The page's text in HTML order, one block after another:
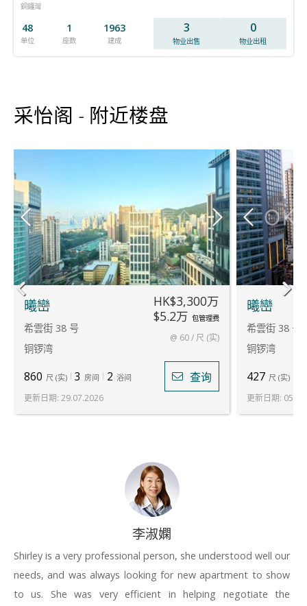
銅鑼灣
48
单位
1
座数
1963
建成
3
物业出售
0
物业出租
采怡阁 - 附近楼盘
曦巒
希雲街 38 号
铜锣湾
HK$3,300万
$5.2万 包管理费
@ 60 / 尺 (实)
860 尺 (实) 3 房间 2 浴间 查询
更新日期: 29.07.2026
曦巒
希雲街 38 号
铜锣湾
427 尺 (实)
更新日期:
李淑嫻
Shirley is a very professional person, she understood well our
needs, and was always looking for new apartment to show
to us. She was very efficient in helping negotiate the